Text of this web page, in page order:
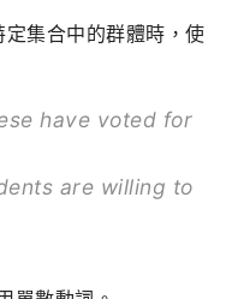
集合中的群體時，使
have voted for
are willing to